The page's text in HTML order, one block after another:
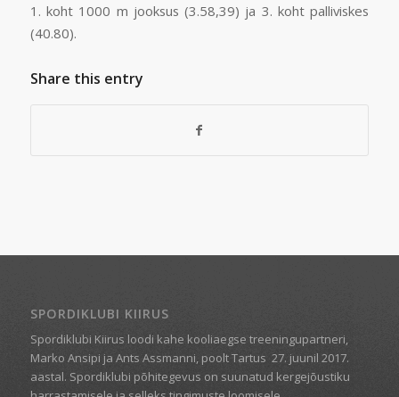
1. koht 1000 m jooksus (3.58,39) ja 3. koht palliviskes
(40.80).
Share this entry
SPORDIKLUBI KIIRUS
Spordiklubi Kiirus loodi kahe kooliaegse treeningupartneri,
Marko Ansipi ja Ants Assmanni, poolt Tartus 27. juunil 2017.
aastal. Spordiklubi põhitegevus on suunatud kergejõustiku